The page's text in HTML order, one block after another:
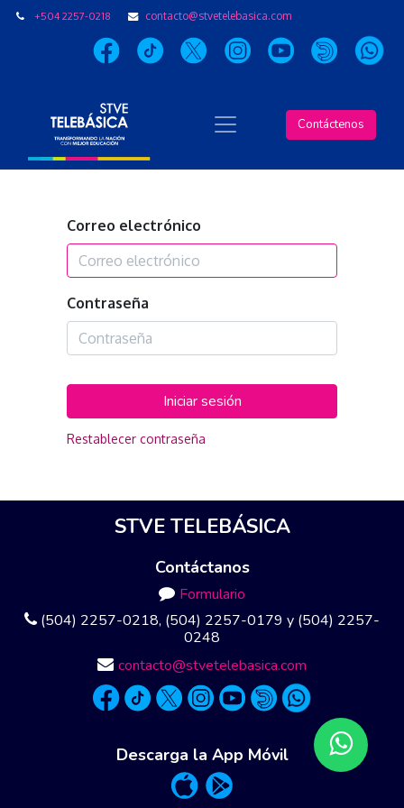
+504 2257-0218 contacto@stvetelebasica.com
Contáctenos
Correo electrónico
Contraseña
Iniciar sesión
Restablecer contraseña
STVE TELEBÁSICA
Contáctanos
Formulario
(504) 2257-0218, (504) 2257-0179 y (504) 2257-
0248
contacto@stvetelebasica.com
Descarga la App Móvil